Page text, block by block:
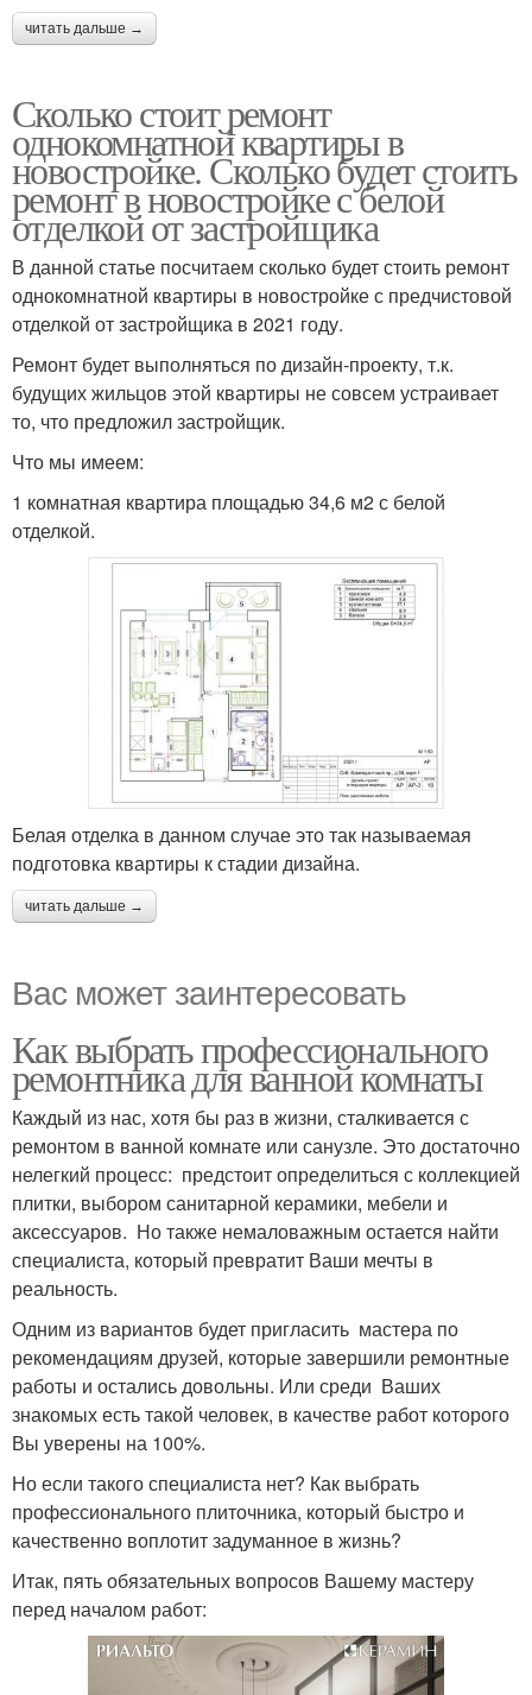
читать дальше →
Сколько стоит ремонт
однокомнатной квартиры в
новостройке. Сколько будет стоить
ремонт в новостройке с белой
отделкой от застройщика
В данной статье посчитаем сколько будет стоить ремонт
однокомнатной квартиры в новостройке с предчистовой
отделкой от застройщика в 2021 году.
Ремонт будет выполняться по дизайн-проекту, т.к.
будущих жильцов этой квартиры не совсем устраивает
то, что предложил застройщик.
Что мы имеем:
1 комнатная квартира площадью 34,6 м2 с белой
отделкой.
Белая отделка в данном случае это так называемая
подготовка квартиры к стадии дизайна.
читать дальше →
Вас может заинтересовать
Как выбрать профессионального
ремонтника для ванной комнаты
Каждый из нас, хотя бы раз в жизни, сталкивается с
ремонтом в ванной комнате или санузле. Это достаточно
нелегкий процесс: предстоит определиться с коллекцией
плитки, выбором санитарной керамики, мебели и
аксессуаров. Но также немаловажным остается найти
специалиста, который превратит Ваши мечты в
реальность.
Одним из вариантов будет пригласить мастера по
рекомендациям друзей, которые завершили ремонтные
работы и остались довольны. Или среди Ваших
знакомых есть такой человек, в качестве работ которого
Вы уверены на 100%.
Но если такого специалиста нет? Как выбрать
профессионального плиточника, который быстро и
качественно воплотит задуманное в жизнь?
Итак, пять обязательных вопросов Вашему мастеру
перед началом работ: